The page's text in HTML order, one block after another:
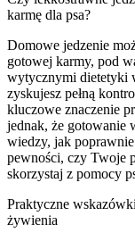
karmę dla psa?
Domowe jedzenie
gotowej karmy, pod
wytycznymi dietetyki
zyskujesz pełną
kluczowe znaczenie
jednak, że gotowanie
wiedzy, jak
pewności, czy Twoje
skorzystaj z pomocy
Praktyczne
żywienia